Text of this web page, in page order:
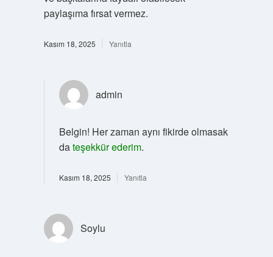
paylaşıma fırsat vermez.
Kasım 18, 2025 Yanıtla
admin
Belgin! Her zaman aynı fikirde olmasak
dateşekkür ederim.
Kasım 18, 2025 Yanıtla
Soylu